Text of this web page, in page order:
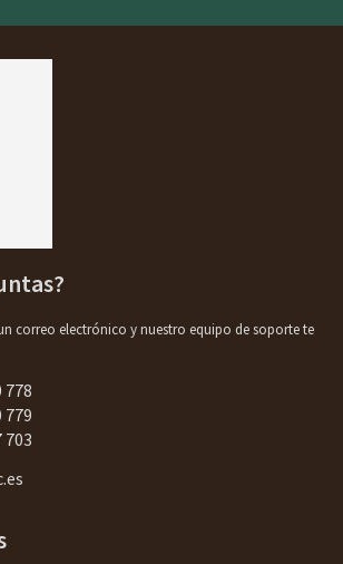
correo electrónico y nuestro equipo de soporte te
778
779
703